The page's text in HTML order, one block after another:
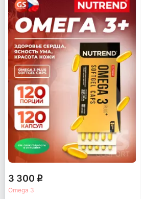
3 300 q
Omega 3